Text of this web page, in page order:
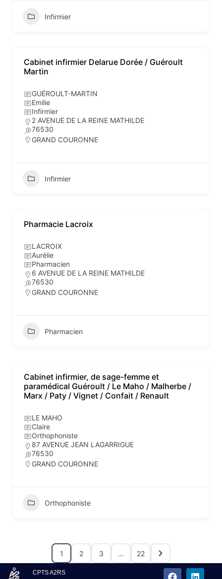
Infirmier
Cabinet infirmier Delarue Dorée / Guéroult
Martin
GUÉROULT-MARTIN
Emilie
Infirmier
2 AVENUE DE LA REINE MATHILDE
76530
GRAND COURONNE
Infirmier
Pharmacie Lacroix
LACROIX
Aurélie
Pharmacien
6 AVENUE DE LA REINE MATHILDE
76530
GRAND COURONNE
Pharmacien
Cabinet infirmier, de sage-femme et
paramédical Guéroult / Le Maho / Malherbe /
Marx / Paty / Vignet / Confait / Renault
LE MAHO
Claire
Orthophoniste
87 AVENUE JEAN LAGARRIGUE
76530
GRAND COURONNE
Orthophoniste
1 2 3 … 22
CPTS A2RS